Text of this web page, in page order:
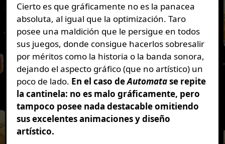
Cierto es que gráficamente no es la panacea
absoluta, al igual que la optimización. Taro
posee una maldición que le persigue en todos
sus juegos, donde consigue hacerlos sobresalir
por méritos como la historia o la banda sonora,
dejando el aspecto gráfico (que no artístico) un
poco de lado. En el caso deAutomatase repite
la cantinela: no es malo gráficamente, pero
tampoco posee nada destacable omitiendo
sus excelentes animaciones y diseño
artístico.